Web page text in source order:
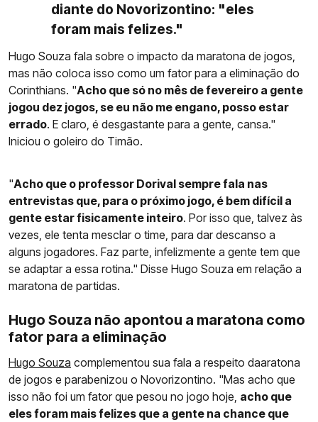
diante do Novorizontino: "eles
foram mais felizes."
Hugo Souza fala sobre o impacto da maratona de jogos,
mas não coloca isso como um fator para a eliminação do
Corinthians. "Acho que só no mês de fevereiro a gente
jogou dez jogos, se eu não me engano, posso estar
errado. E claro, é desgastante para a gente, cansa."
Iniciou o goleiro do Timão.
"Acho que o professor Dorival sempre fala nas
entrevistas que, para o próximo jogo, é bem difícil a
gente estar fisicamente inteiro. Por isso que, talvez às
vezes, ele tenta mesclar o time, para dar descanso a
alguns jogadores. Faz parte, infelizmente a gente tem que
se adaptar a essa rotina." Disse Hugo Souza em relação a
maratona de partidas.
Hugo Souza não apontou a maratona como
fator para a eliminação
Hugo Souza complementou sua fala a respeito daaratona
de jogos e parabenizou o Novorizontino. "Mas acho que
isso não foi um fator que pesou no jogo hoje, acho que
eles foram mais felizes que a gente na chance que